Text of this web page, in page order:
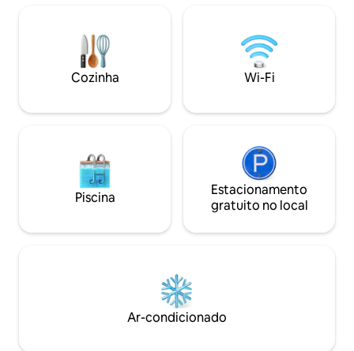
minutos a pé do supermercado Keells,
padaria Fab, restaurantes, fácil acesso a
transporte público, curta distância de
carro até praias, zoológico, santuário de
Colombo.
horas por dia, 7
pessoal de
Tower para saber
Cozinha Wi-Fi
Piscina
Estacionamento
gratuito no local
Ar-condicionado